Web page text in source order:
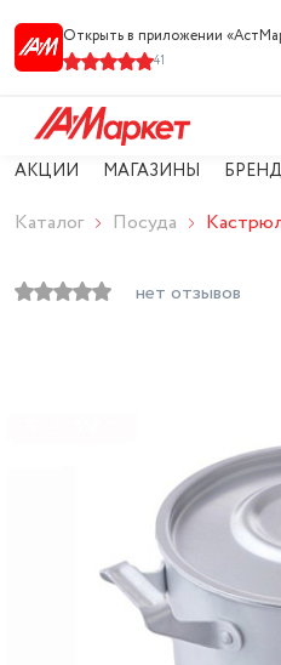
Открыть в приложении
41
АКЦИИ МАГАЗИНЫ
Каталог Посуда
нет отзывов